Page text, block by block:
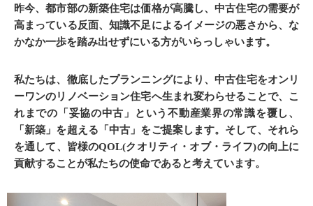
昨今、都市部の新築住宅は価格が高騰し、中古住宅の需要が
高まっている反面、知識不足によるイメージの悪さから、な
かなか一歩を踏み出せずにいる方がいらっしゃいます。
私たちは、徹底したプランニングにより、中古住宅をオンリ
ーワンのリノベーション住宅へ生まれ変わらせることで、こ
れまでの「妥協の中古」という不動産業界の常識を覆し、
「新築」を超える「中古」をご提案します。そして、それら
を通して、皆様のQOL(クオリティ・オブ・ライフ)の向上に
貢献することが私たちの使命であると考えています。